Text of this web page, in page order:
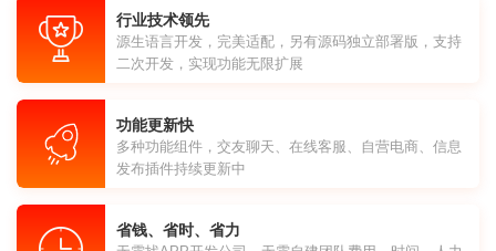
行业技术领先
源生语言开发，完美适配，另有源码独立部署版，支持
二次开发，实现功能无限扩展
功能更新快
多种功能组件，交友聊天、在线客服、自营电商、信息
发布插件持续更新中
省钱、省时、省力